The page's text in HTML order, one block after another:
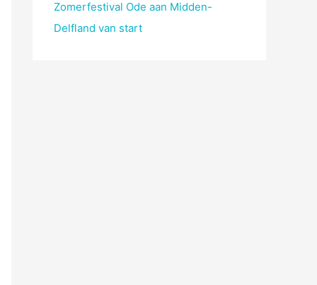
Zomerfestival Ode aan Midden-
Delfland van start